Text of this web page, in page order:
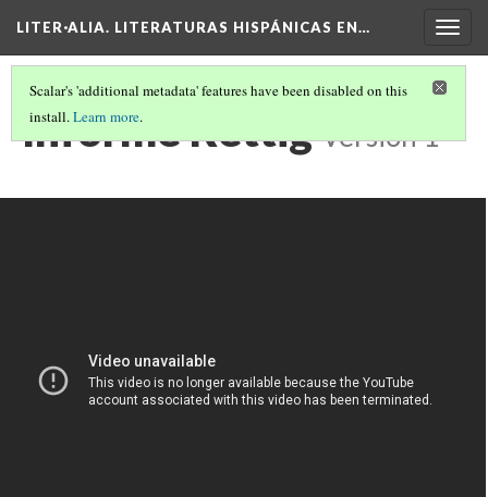
LITER·ALIA. LITERATURAS HISPÁNICAS EN…
Scalar's 'additional metadata' features have been disabled on this
install.Learn more.
Informe Rettig Version 1